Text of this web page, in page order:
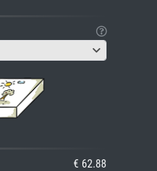
€ 62.88